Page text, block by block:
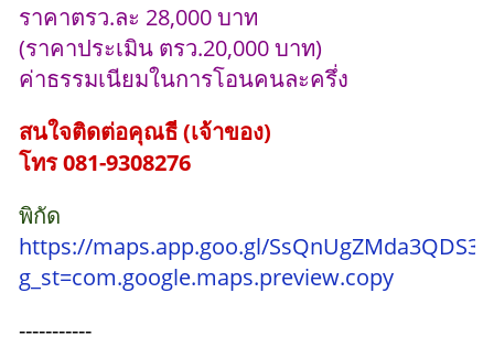
ราคาตรว.ละ 28,000 บาท
(ราคาประเมิน ตรว.20,000 บาท)
ค่าธรรมเนียมในการโอนคนละครึ่ง
สนใจติดต่อคุณธี (เจ้าของ)
โทร 081-9308276
พิกัด
https://maps.app.goo.gl/
g_st=com.google.maps.preview.copy
-----------